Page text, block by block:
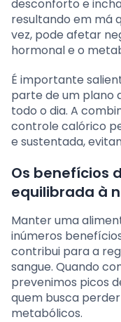
desconforto e
resultando em má
vez, pode afetar
hormonal e o
É importante
parte de um plano
todo o dia. A
controle calórico
e sustentada,
Os benefícios
equilibrada à
Manter uma
inúmeros
contribui para a
sangue. Quando
prevenimos picos
quem busca
metabólicos.